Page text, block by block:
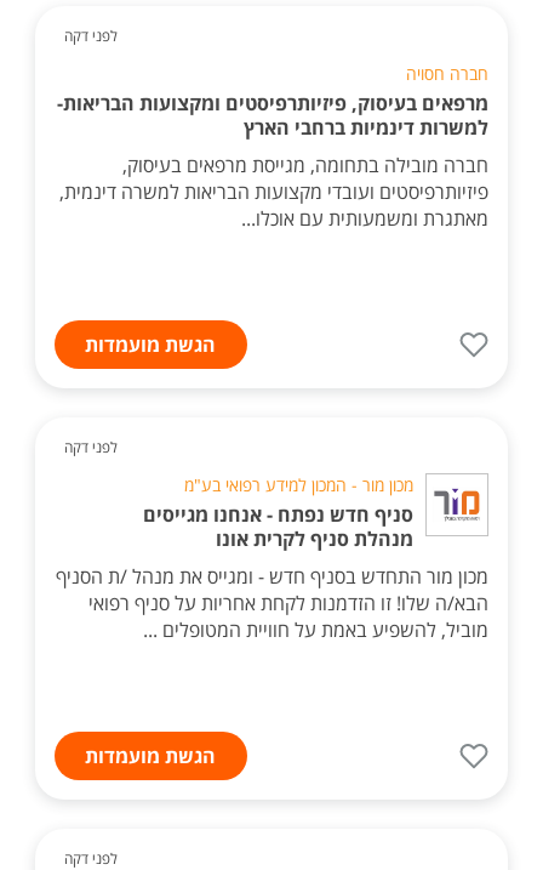
לפני דקה
חברה חסויה
מרפאים בעיסוק, פיזיותרפיסטים ומקצועות הבריאות-
למשרות דינמיות ברחבי הארץ
חברה מובילה בתחומה, מגייסת מרפאים בעיסוק,
פיזיותרפיסטים ועובדי מקצועות הבריאות למשרה דינמית,
מאתגרת ומשמעותית עם אוכלו...
הגשת מועמדות
לפני דקה
מכון מור - המכון למידע רפואי בע"מ
סניף חדש נפתח - אנחנו מגייסים
מנהלת סניף לקרית אונו
מכון מור התחדש בסניף חדש - ומגייס את מנהל /ת הסניף
הבא/ה שלו! זו הזדמנות לקחת אחריות על סניף רפואי
מוביל, להשפיע באמת על חוויית המטופלים ...
הגשת מועמדות
לפני דקה